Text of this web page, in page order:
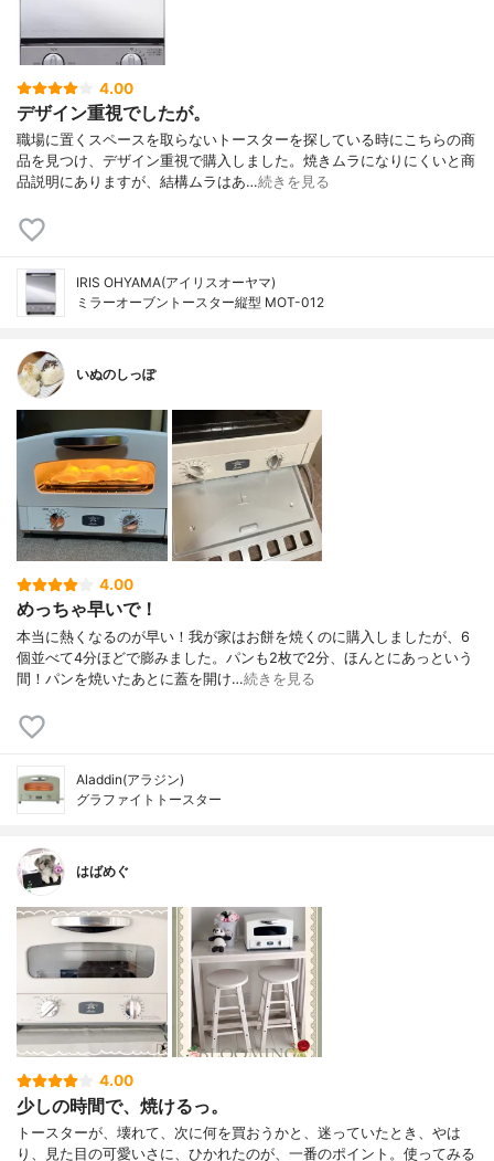
4.00
デザイン重視でしたが。
職場に置くスペースを取らないトースターを探している時にこちらの商
品を見つけ、デザイン重視で購入しました。焼きムラになりにくいと商
品説明にありますが、結構ムラはあ…続きを見る
IRIS OHYAMA(アイリスオーヤマ)
ミラーオーブントースター縦型 MOT-012
いぬのしっぽ
4.00
めっちゃ早いで！
本当に熱くなるのが早い！我が家はお餅を焼くのに購入しましたが、6
個並べて4分ほどで膨みました。パンも2枚で2分、ほんとにあっという
間！パンを焼いたあとに蓋を開け…続きを見る
Aladdin(アラジン)
グラファイトトースター
はばめぐ
4.00
少しの時間で、焼けるっ。
トースターが、壊れて、次に何を買おうかと、迷っていたとき、やは
り、見た目の可愛いさに、ひかれたのが、一番のポイント。使ってみる